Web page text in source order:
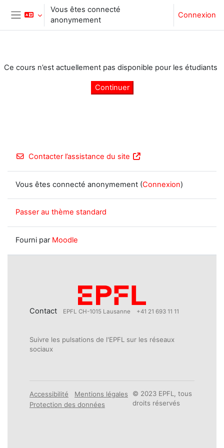
Passer au contenu principal
Panneau latéral
Vous êtes connecté
anonymement
Connexion
Ce cours n’est actuellement pas disponible pour les étudiants
Continuer
Contacter l’assistance du site
Vous êtes connecté anonymement (Connexion)
Passer au thème standard
Fourni par Moodle
Contact EPFL CH-1015 Lausanne +41 21 693 11 11
Suivre les pulsations de l'EPFL sur les réseaux
sociaux
Accessibilité
Mentions légales
Protection des données
© 2023 EPFL, tous
droits réservés